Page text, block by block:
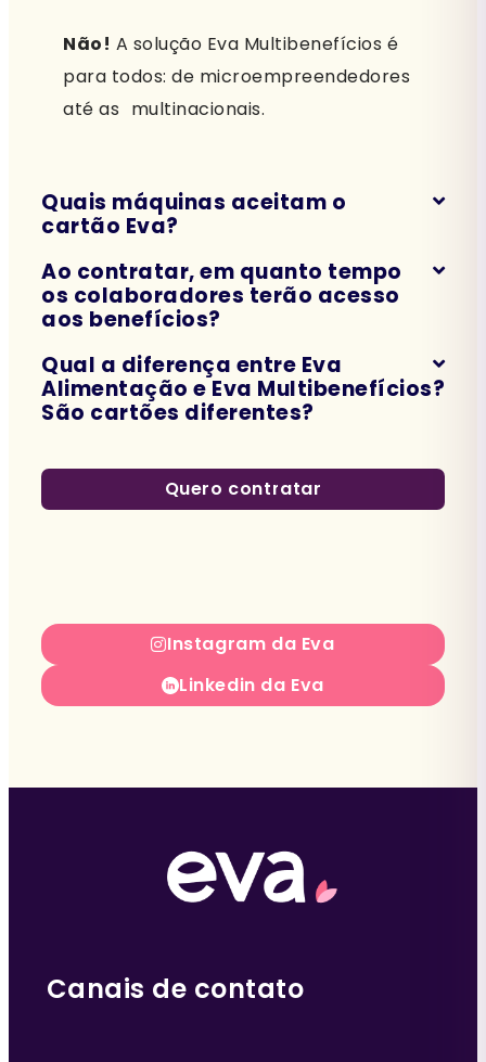
Não! A solução Eva Multibenefícios é
para todos: de microempreendedores
até as multinacionais.
Quais máquinas aceitam o
cartão Eva?
Ao contratar, em quanto tempo
os colaboradores terão acesso
aos benefícios?
Qual a diferença entre Eva
Alimentação e Eva Multibenefícios?
São cartões diferentes?
Quero contratar
Instagram da Eva
Linkedin da Eva
Canais de contato